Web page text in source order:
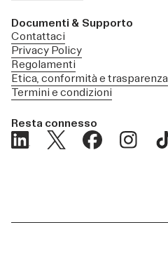
Documenti & Supporto
Contattaci
Privacy Policy
Regolamenti
Etica, conformità e trasparenza
Termini e condizioni
Resta connesso